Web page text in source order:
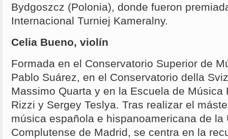
Bydgoszcz (Polonia), donde fueron
Internacional Turniej Kameralny.
Celia Bueno, violín
Formada en el Conservatorio Superior de
Pablo Suárez, en el Conservatorio della
Massimo Quarta y en la Escuela de Música
Rizzi y Sergey Teslya. Tras realizar el
música española e hispanoamericana de la
Complutense de Madrid, se centra en la